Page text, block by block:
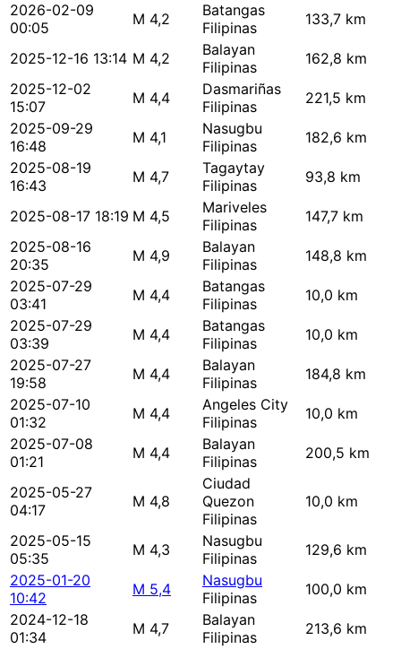
2026-02-09
00:05
M 4,2
Batangas
Filipinas
133,7 km
2025-12-16 13:14 M 4,2
Balayan
Filipinas
162,8 km
2025-12-02
15:07
M 4,4
Dasmariñas
Filipinas
221,5 km
2025-09-29
16:48
M 4,1
Nasugbu
Filipinas
182,6 km
2025-08-19
16:43
M 4,7
Tagaytay
Filipinas
93,8 km
2025-08-17 18:19 M 4,5
Mariveles
Filipinas
147,7 km
2025-08-16
20:35
M 4,9
Balayan
Filipinas
148,8 km
2025-07-29
03:41
M 4,4
Batangas
Filipinas
10,0 km
2025-07-29
03:39
M 4,4
Batangas
Filipinas
10,0 km
2025-07-27
19:58
M 4,4
Balayan
Filipinas
184,8 km
2025-07-10
01:32
M 4,4
Angeles City
Filipinas
10,0 km
2025-07-08
01:21
M 4,4
Balayan
Filipinas
200,5 km
2025-05-27
04:17
M 4,8
Ciudad
Quezon
Filipinas
10,0 km
2025-05-15
05:35
M 4,3
Nasugbu
Filipinas
129,6 km
2025-01-20
10:42
M 5,4
Nasugbu
Filipinas
100,0 km
2024-12-18
01:34
M 4,7
Balayan
Filipinas
213,6 km